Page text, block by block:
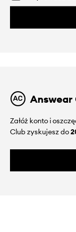
Answear
Załóż konto i
Club zyskujesz do